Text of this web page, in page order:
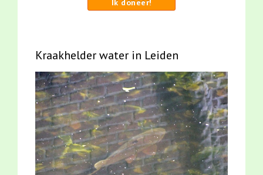
Ik doneer!
Kraakhelder water in Leiden